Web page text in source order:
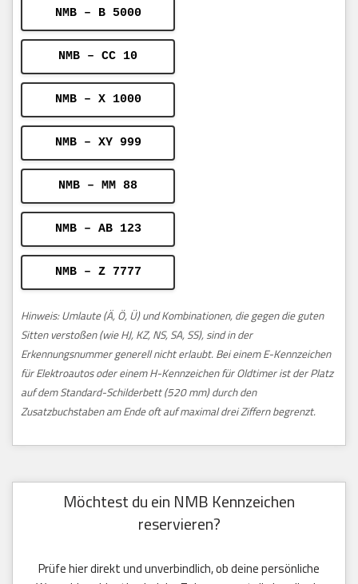
NMB – B 5000
NMB – CC 10
NMB – X 1000
NMB – XY 999
NMB – MM 88
NMB – AB 123
NMB – Z 7777
Hinweis: Umlaute (Ä, Ö, Ü) und Kombinationen, die gegen die guten
Sitten verstoßen (wie HJ, KZ, NS, SA, SS), sind in der
Erkennungsnummer generell nicht erlaubt. Bei einem E-Kennzeichen
für Elektroautos oder einem H-Kennzeichen für Oldtimer ist der Platz
auf dem Standard-Schilderbett (520 mm) durch den
Zusatzbuchstaben am Ende oft auf maximal drei Ziffern begrenzt.
Möchtest du ein NMB Kennzeichen
reservieren?
Prüfe hier direkt und unverbindlich, ob deine persönliche